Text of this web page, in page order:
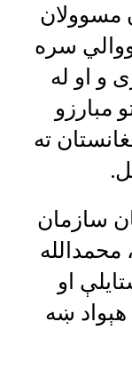
مسوولان
سره
و او له
مبارزو
ته
سازمان
محمدالله
او
هېواد ښه